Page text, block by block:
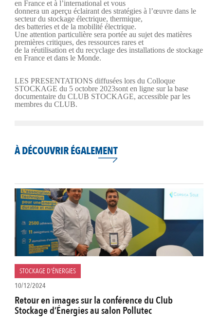
en France et à l’international et vous
donnera un aperçu éclairant des stratégies à l’œuvre dans le
secteur du stockage électrique, thermique,
des batteries et de la mobilité électrique.
Une attention particulière sera portée au sujet des matières
premières critiques, des ressources rares et
de la réutilisation et du recyclage des installations de stockage
en France et dans le Monde.
LES PRESENTATIONS diffusées lors du Colloque
STOCKAGE du 5 octobre 2023sont en ligne sur la base
documentaire du CLUB STOCKAGE, accessible par les
membres du CLUB.
À DÉCOUVRIR ÉGALEMENT
STOCKAGE D'ÉNERGIES
10/12/2024
Retour en images sur la conférence du Club
Stockage d’Énergies au salon Pollutec